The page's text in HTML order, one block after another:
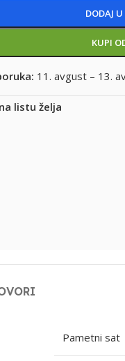
DODAJ
KUPI
11. avgust – 13.
listu želja
Pametni sat